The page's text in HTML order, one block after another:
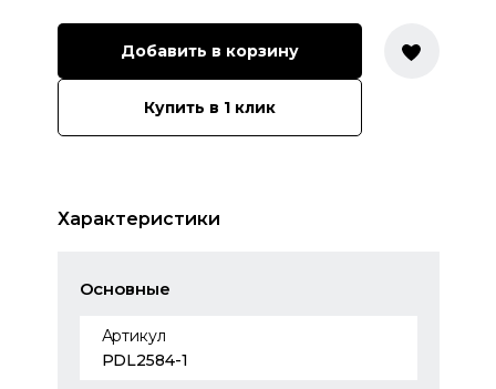
Добавить в корзину
Купить в 1 клик
Характеристики
Основные
Артикул
PDL2584-1